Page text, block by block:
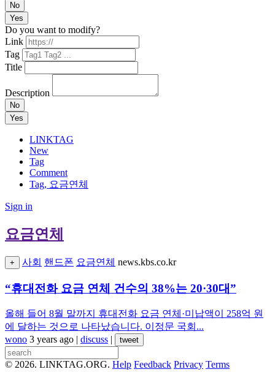
No
Yes
Do you want to modify?
Link
Tag
Title
Description
No
Yes
LINKTAG
New
Tag
Comment
Tag, 요금연체
Sign in
요금연체
+ 사회 핸드폰 요금연체 news.kbs.co.kr
“휴대전화 요금 연체 건수의 38%는 20·30대”
올해 들어 8월 말까지 휴대전화 요금 연체·미납액이 258억 원
에 달하는 것으로 나타났습니다. 이정문 국회...
wono 3 years ago | discuss | tweet
© 2026. LINKTAG.ORG. Help Feedback Privacy Terms